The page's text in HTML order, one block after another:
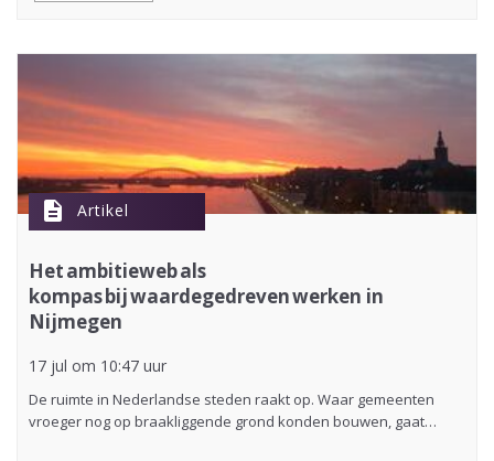
description Artikel
Het ambitieweb als
kompas bij waardegedreven werken in
Nijmegen
17 jul om 10:47 uur
De ruimte in Nederlandse steden raakt op. Waar gemeenten
vroeger nog op braakliggende grond konden bouwen, gaat…